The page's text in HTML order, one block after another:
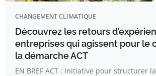
CHANGEMENT CLIMATIQUE
Découvrez les retours
entreprises qui agissent pour le
la démarche ACT
EN BREF ACT : Initiative pour structurer